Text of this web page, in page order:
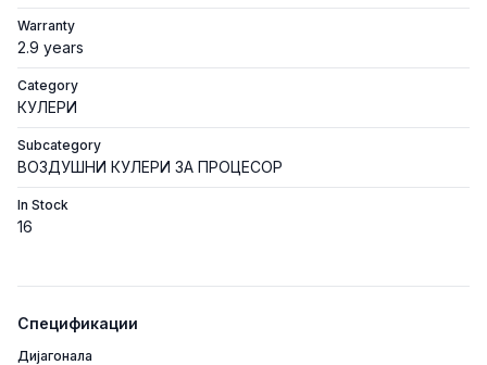
Warranty
2.9 years
Category
КУЛЕРИ
Subcategory
ВОЗДУШНИ КУЛЕРИ ЗА ПРОЦЕСОР
In Stock
16
Спецификации
Дијагонала